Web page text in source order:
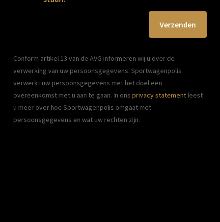
Verzenden
Conform artikel 13 van de AVG informeren wij u over de
verwerking van uw persoonsgegevens. Sportwagenpolis
verwerkt uw persoonsgegevens met het doel een
overeenkomst met u aan te gaan. In ons privacy statement leest
u meer over hoe Sportwagenpolis omgaat met
persoonsgegevens en wat uw rechten zijn.